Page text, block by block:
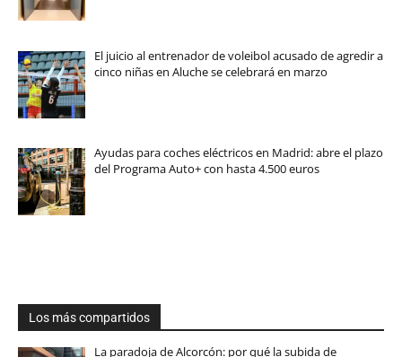
El juicio al entrenador de voleibol acusado de agredir a
cinco niñas en Aluche se celebrará en marzo
Ayudas para coches eléctricos en Madrid: abre el plazo
del Programa Auto+ con hasta 4.500 euros
Los más compartidos
La paradoja de Alcorcón: por qué la subida de